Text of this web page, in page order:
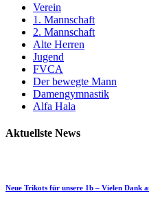
Verein
1. Mannschaft
2. Mannschaft
Alte Herren
Jugend
FVCA
Der bewegte Mann
Damengymnastik
Alfa Hala
Aktuellste News
Neue Trikots für unsere 1b – Vielen Dank